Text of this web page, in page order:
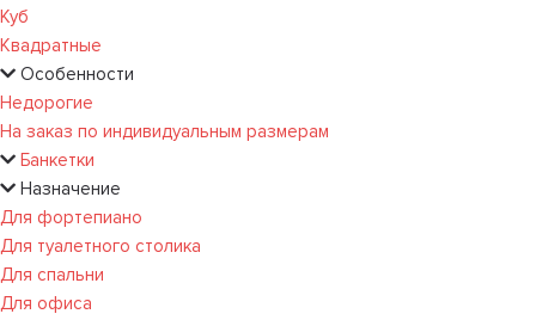
Куб
Квадратные
Особенности
Недорогие
На заказ по индивидуальным размерам
Банкетки
Назначение
Для фортепиано
Для туалетного столика
Для спальни
Для офиса